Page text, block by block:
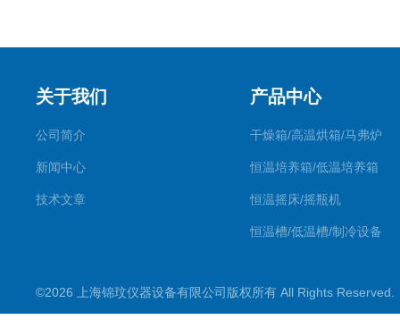
关于我们
公司简介
新闻中心
技术文章
产品中心
干燥箱/高温烘箱/马弗炉
恒温培养箱/低温培养箱
恒温摇床/摇瓶机
恒温槽/低温槽/制冷设备
超声波仪器
©2026 上海锦玟仪器设备有限公司版权所有 All Rights